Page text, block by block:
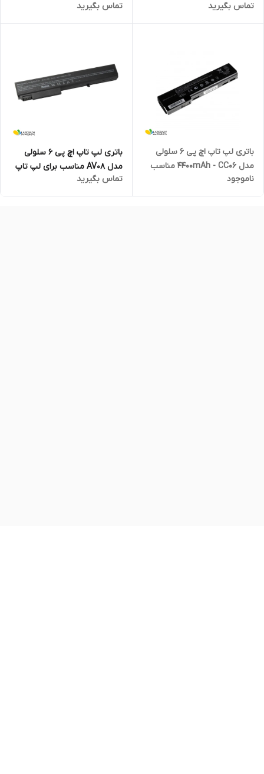
تاپ EliteBook X360 1020 G2
تماس بگیرید
Elite X2 1012 G2
تماس بگیرید
باتری لپ تاپ اچ پی 6 سلولی
مدل 4400mAh - CC06 مناسب
ProBook 6460b
ناموجود
باتری لپ تاپ اچ پی 6 سلولی
مدل AV08 مناسب برای لپ تاپ
EliteBook 8530W
تماس بگیرید